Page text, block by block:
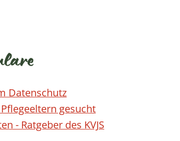
Datenschutz
gesucht
- Ratgeber des KVJS